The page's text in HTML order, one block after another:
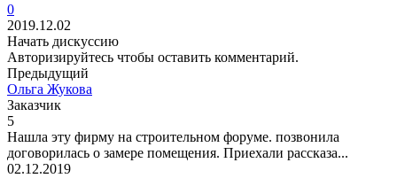
0
2019.12.02
Начать дискуссию
Авторизируйтесь чтобы оставить комментарий.
Предыдущий
Ольга Жукова
Заказчик
5
Нашла эту фирму на строительном форуме. позвонила
договорилась о замере помещения. Приехали рассказа...
02.12.2019